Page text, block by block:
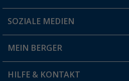
Du hast eine Frage?
Filiale finden
SOZIALE MEDIEN
MEIN BERGER
Vorteilskarte
HILFE & KONTAKT